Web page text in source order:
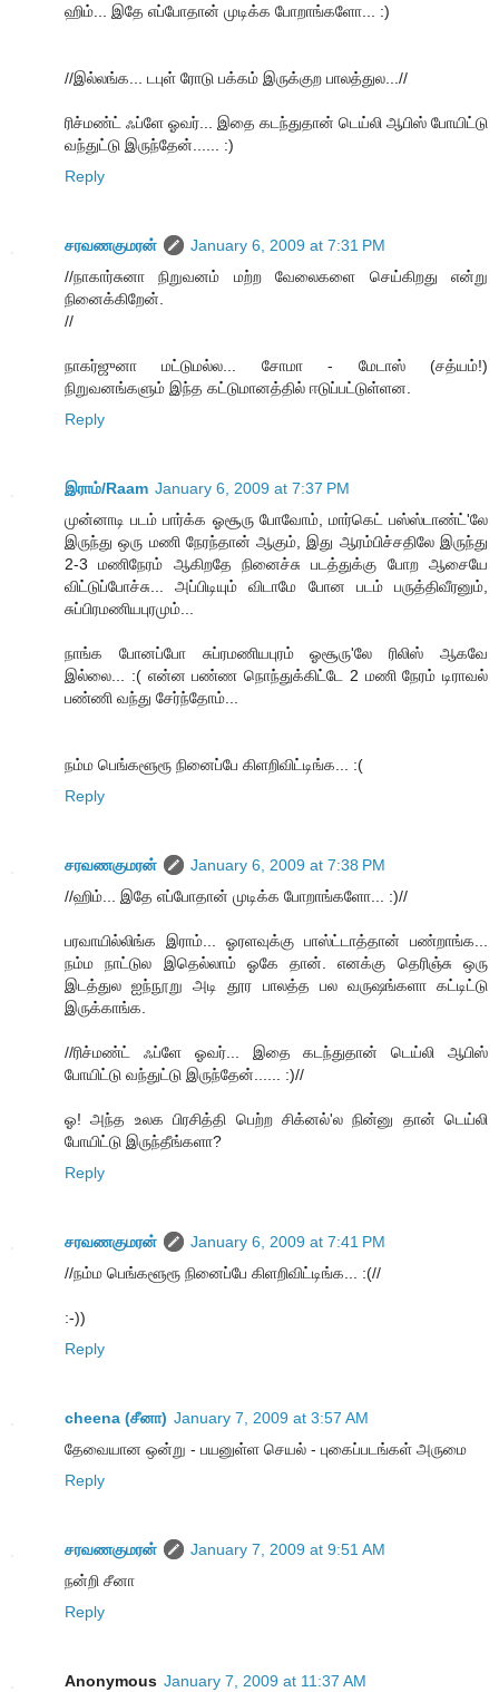
ஹிம்... இதே எப்போதான் முடிக்க போறாங்களோ... :)
//இல்லங்க... டபுள் ரோடு பக்கம் இருக்குற பாலத்துல...//
ரிச்மண்ட் ஃப்ளே ஓவர்... இதை கடந்துதான் டெய்லி ஆபிஸ் போயிட்டு
வந்துட்டு இருந்தேன்...... :)
Reply
சரவணகுமரன்
January 6, 2009 at 7:31 PM
//நாகார்சுனா நிறுவனம் மற்ற வேலைகளை செய்கிறது என்று
நினைக்கிறேன்.
//
நாகர்ஜுனா மட்டுமல்ல... சோமா - மேடாஸ் (சத்யம்!)
நிறுவனங்களும் இந்த கட்டுமானத்தில் ஈடுப்பட்டுள்ளன.
Reply
இராம்/Raam January 6, 2009 at 7:37 PM
முன்னாடி படம் பார்க்க ஓசூரு போவோம், மார்கெட் பஸ்ஸ்டாண்ட்'லே
இருந்து ஒரு மணி நேரந்தான் ஆகும், இது ஆரம்பிச்சதிலே இருந்து
2-3 மணிநேரம் ஆகிறதே நினைச்சு படத்துக்கு போற ஆசையே
விட்டுப்போச்சு... அப்பிடியும் விடாமே போன படம் பருத்திவீரனும்,
சுப்பிரமணியபுரமும்...
நாங்க போனப்போ சுப்ரமணியபுரம் ஓசூரு'லே ரிலிஸ் ஆகவே
இல்லை... :( என்ன பண்ண நொந்துக்கிட்டே 2 மணி நேரம் டிராவல்
பண்ணி வந்து சேர்ந்தோம்...
நம்ம பெங்களூரூ நினைப்பே கிளறிவிட்டிங்க... :(
Reply
சரவணகுமரன்
January 6, 2009 at 7:38 PM
//ஹிம்... இதே எப்போதான் முடிக்க போறாங்களோ... :)//
பரவாயில்லிங்க இராம்... ஓரளவுக்கு பாஸ்ட்டாத்தான் பண்றாங்க...
நம்ம நாட்டுல இதெல்லாம் ஓகே தான். எனக்கு தெரிஞ்சு ஒரு
இடத்துல ஐந்நூறு அடி தூர பாலத்த பல வருஷங்களா கட்டிட்டு
இருக்காங்க.
//ரிச்மண்ட் ஃப்ளே ஓவர்... இதை கடந்துதான் டெய்லி ஆபிஸ்
போயிட்டு வந்துட்டு இருந்தேன்...... :)//
ஓ! அந்த உலக பிரசித்தி பெற்ற சிக்னல்'ல நின்னு தான் டெய்லி
போயிட்டு இருந்தீங்களா?
Reply
சரவணகுமரன்
January 6, 2009 at 7:41 PM
//நம்ம பெங்களூரூ நினைப்பே கிளறிவிட்டிங்க... :(//
:-))
Reply
cheena (சீனா) January 7, 2009 at 3:57 AM
தேவையான ஒன்று - பயனுள்ள செயல் - புகைப்படங்கள் அருமை
Reply
சரவணகுமரன்
January 7, 2009 at 9:51 AM
நன்றி சீனா
Reply
Anonymous January 7, 2009 at 11:37 AM